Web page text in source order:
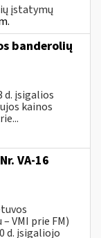
įstatymų
banderolių
d. įsigalios
kainos
VA-16
VMI prie FM)
d. įsigaliojo